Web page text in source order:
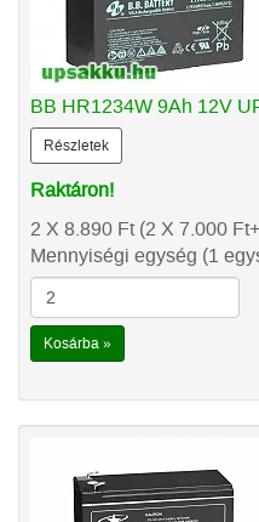
BB HR1234W 9Ah 12V
Részletek
Raktáron!
2 X 8.890 Ft(2 X 7.000 Ft
Mennyiségi egység (1
Kosárba »